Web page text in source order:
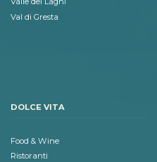
Val di Gresta
DOLCE VITA
Food & Wine
Ristoranti